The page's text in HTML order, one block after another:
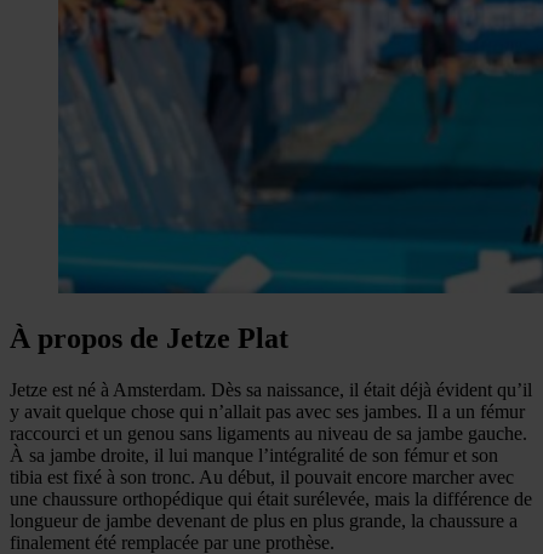
À propos de Jetze Plat
Jetze est né à Amsterdam. Dès sa naissance, il était déjà évident qu’il
y avait quelque chose qui n’allait pas avec ses jambes. Il a un fémur
raccourci et un genou sans ligaments au niveau de sa jambe gauche.
À sa jambe droite, il lui manque l’intégralité de son fémur et son
tibia est fixé à son tronc. Au début, il pouvait encore marcher avec
une chaussure orthopédique qui était surélevée, mais la différence de
longueur de jambe devenant de plus en plus grande, la chaussure a
finalement été remplacée par une prothèse.